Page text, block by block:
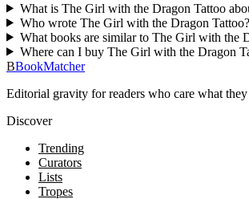
What is The Girl with the Dragon Tattoo
Who wrote The Girl with the Dragon Tattoo?
What books are similar to The Girl with the
Where can I buy The Girl with the Dragon
BBookMatcher
Editorial gravity for readers who care what they
Discover
Trending
Curators
Lists
Tropes